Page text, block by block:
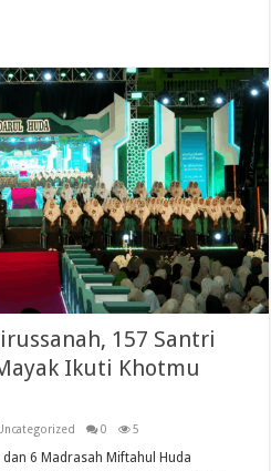
157 Santri
Ikuti Khotmu
0 5
6 Madrasah Miftahul Huda